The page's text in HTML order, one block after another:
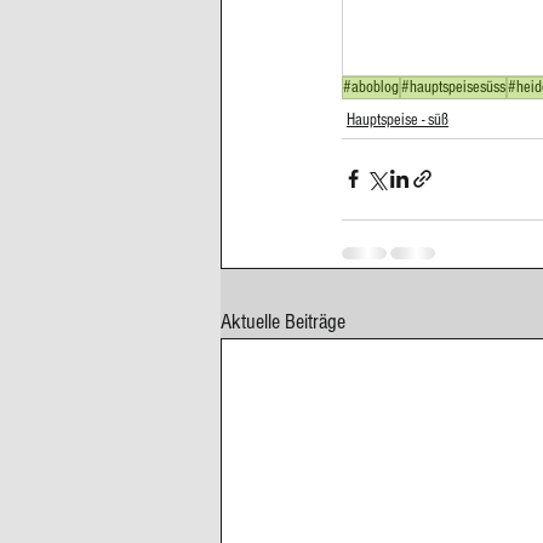
Feigen Fisch
#aboblog#hauptspeisesüss
Hauptspeise - süß
Aktuelle Beiträge